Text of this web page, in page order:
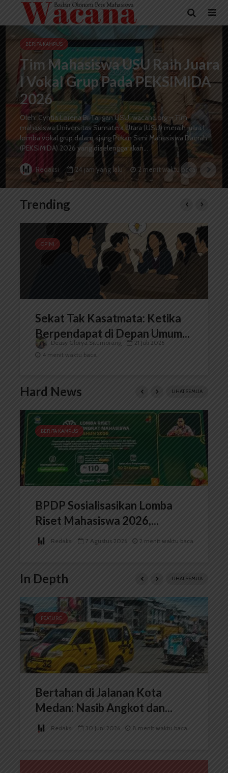
BERITA KAMPUS
Tim Mahasiswa USU Raih Juara
I Vokal Grup Pada PEKSIMIDA
2026
Oleh: Cyntia Lorena Br Tarigan USU, wacana.org – Tim
mahasiswa Universitas Sumatera Utara (USU) meraih juara I
lomba vokal grup dalam ajang Pekan Seni Mahasiswa Daerah
(PEKSIMIDA) 2026 yang diselenggarakan...
Redaksi 24 jam yang lalu 2 menit waktu baca
Trending
OPINI
Sekat Tak Kasatmata: Ketika
Berpendapat di Depan Umum...
Deasy Glorya Situmorang
21 Juli 2026
4 menit waktu baca
Hard News LIHAT SEMUA
BERITA KAMPUS
BPDP Sosialisasikan Lomba
Riset Mahasiswa 2026,...
Redaksi 7 Agustus 2026 2 menit waktu baca
In Depth LIHAT SEMUA
FEATURE
Bertahan di Jalanan Kota
Medan: Nasib Angkot dan...
Redaksi 30 Juni 2026 8 menit waktu baca